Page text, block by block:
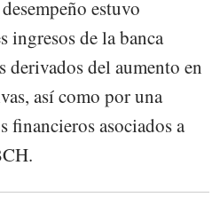
estuvo
ingresos de la banca
derivados del aumento en
así como por una
financieros asociados a